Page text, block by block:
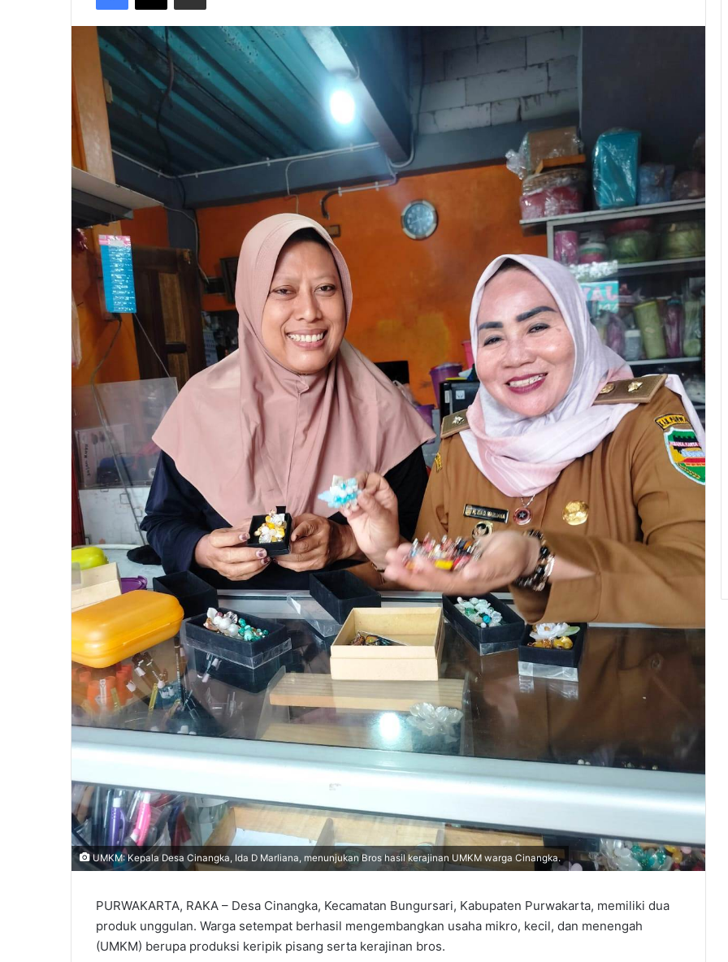
‎UMKM: Kepala Desa Cinangka, Ida D Marliana, menunjukan Bros hasil kerajinan UMKM warga Cinangka.
PURWAKARTA, RAKA – Desa Cinangka, Kecamatan Bungursari, Kabupaten Purwakarta, memiliki dua
produk unggulan. Warga setempat berhasil mengembangkan usaha mikro, kecil, dan menengah
(UMKM) berupa produksi keripik pisang serta kerajinan bros.